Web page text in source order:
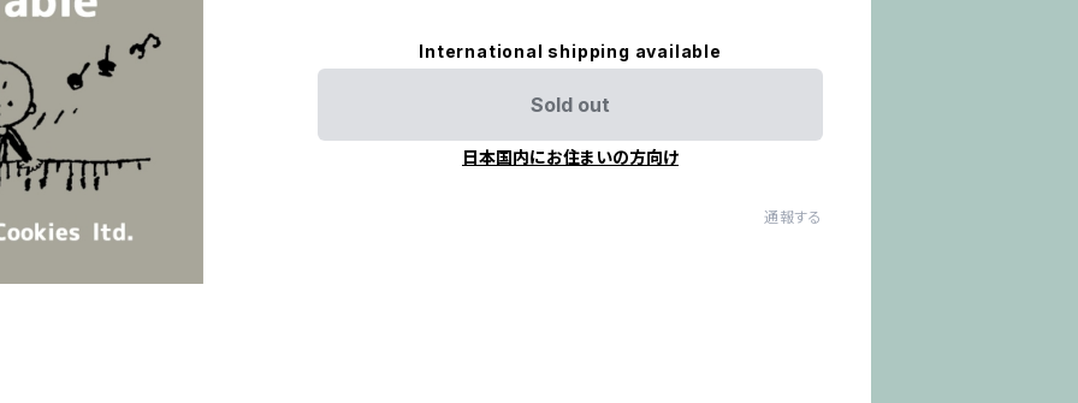
International shipping available
Sold out
日本国内にお住まいの方向け
通報する